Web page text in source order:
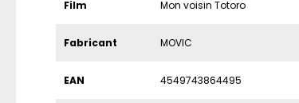
Film Mon voisin Totoro
Fabricant MOVIC
EAN 4549743864495